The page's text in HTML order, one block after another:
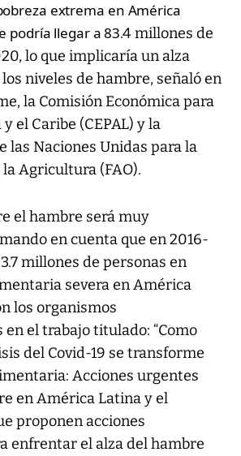
extrema en América
podría llegar a 83.4 millones de
lo que implicaría un alza
niveles de hambre, señaló en
la Comisión Económica para
el Caribe (CEPAL) y la
las Naciones Unidas para la
Agricultura (FAO).
el hambre será muy
en cuenta que en 2016-
millones de personas en
severa en América
los organismos
el trabajo titulado: “Como
del Covid-19 se transforme
Acciones urgentes
en América Latina y el
proponen acciones
enfrentar el alza del hambre